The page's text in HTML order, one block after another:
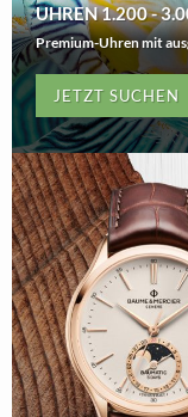
UHREN 1.200 -
Premium-Uhren mit
JETZT SUCHEN